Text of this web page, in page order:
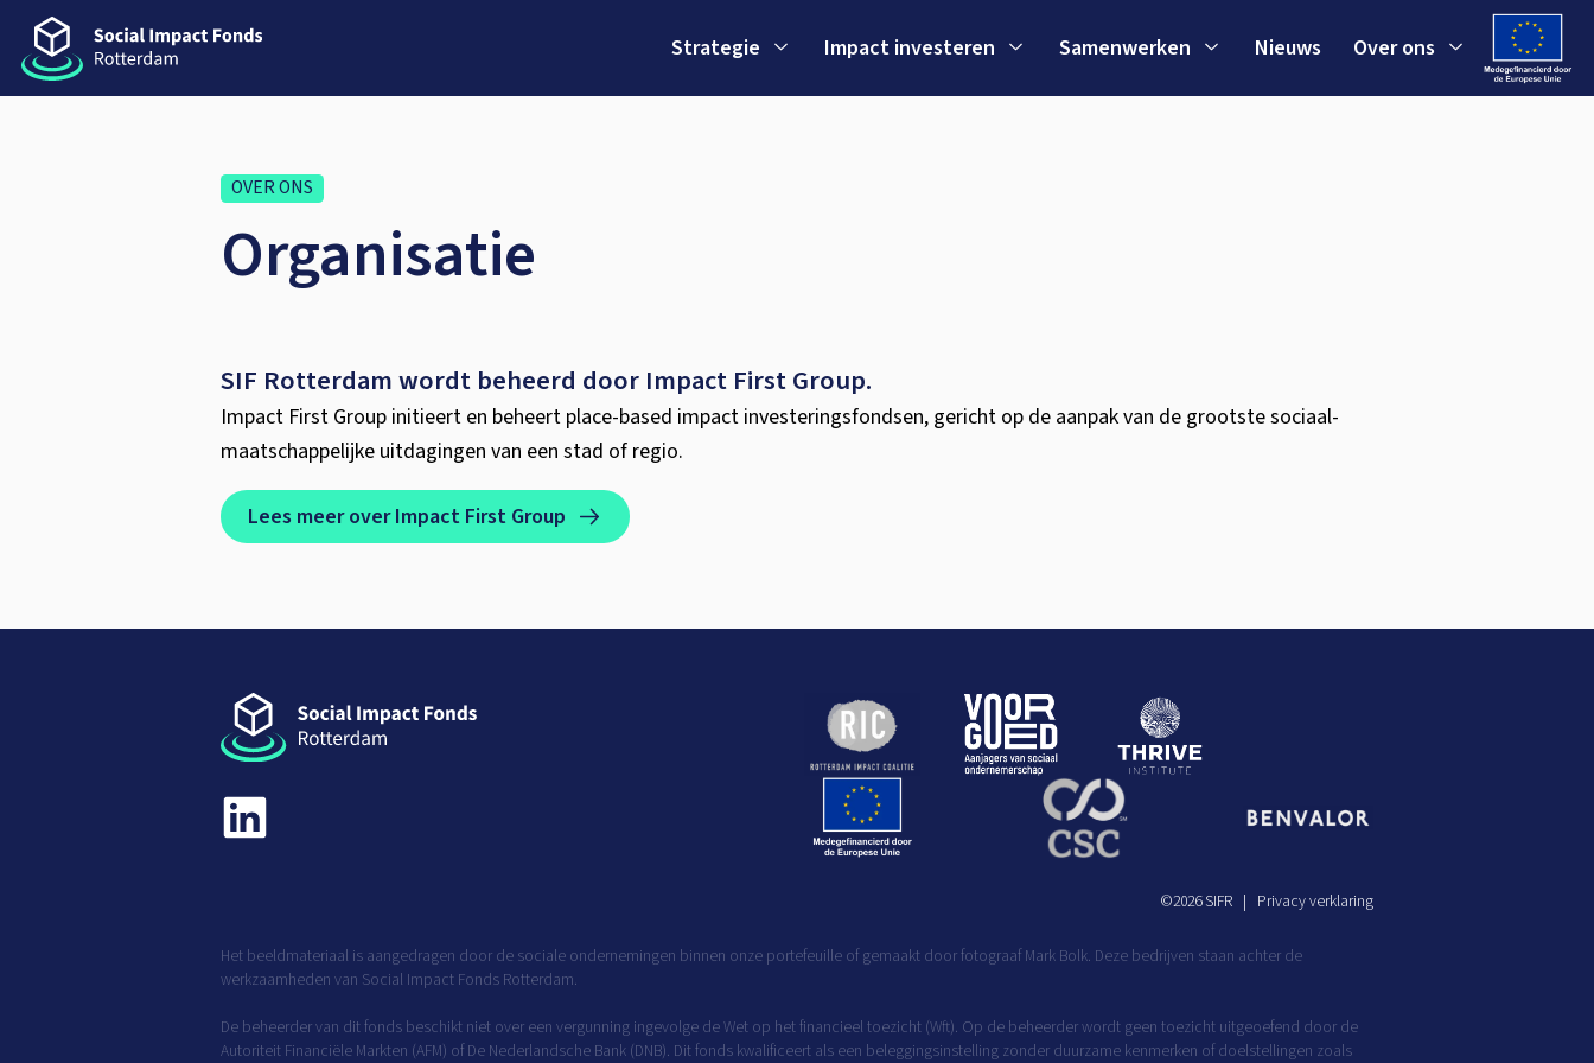
Strategie Impact investeren Samenwerken Nieuws Over ons
OVER ONS
Organisatie
SIF Rotterdam wordt beheerd door Impact First Group.
Impact First Group initieert en beheert place-based impact investeringsfondsen, gericht op de aanpak van de grootste sociaal-
maatschappelijke uitdagingen van een stad of regio.
Lees meer over Impact First Group
©2026SIFR Privacy verklaring
Het beeldmateriaal is aangedragen door de sociale ondernemingen binnen onze portefeuille of gemaakt door fotograaf Mark Bolk. Deze bedrijven staan achter de
werkzaamheden van Social Impact Fonds Rotterdam.
De beheerder van dit fonds beschikt niet over een vergunning ingevolge de Wet op het financieel toezicht (Wft). Op de beheerder wordt geen toezicht uitgeoefend door de
Autoriteit Financiële Markten (AFM) of De Nederlandsche Bank (DNB). Dit fonds kwalificeert als een beleggingsinstelling zonder duurzame kenmerken of doelstellingen zoals